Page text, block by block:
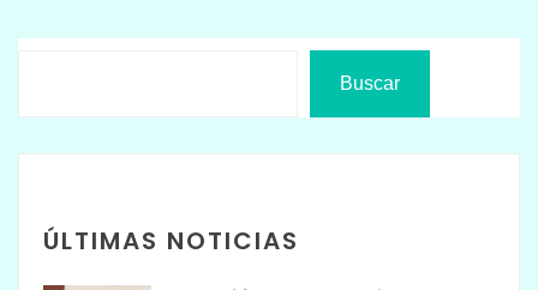
Buscar
ÚLTIMAS NOTICIAS